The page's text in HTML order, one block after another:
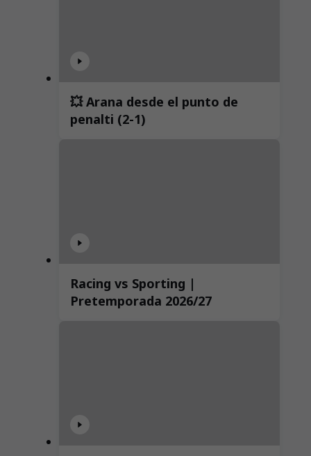
💥 Arana desde el punto de
penalti (2-1)
Racing vs Sporting |
Pretemporada 2026/27